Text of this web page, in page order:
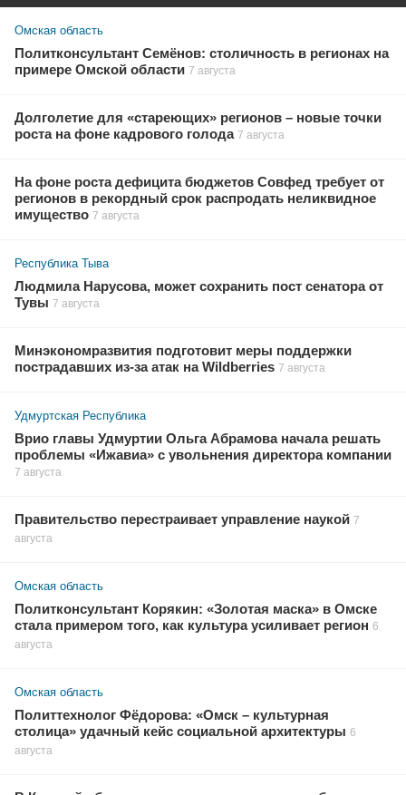
Омская область
Политконсультант Семёнов: столичность в регионах на
примере Омской области 7 августа
Долголетие для «стареющих» регионов – новые точки
роста на фоне кадрового голода 7 августа
На фоне роста дефицита бюджетов Совфед требует от
регионов в рекордный срок распродать неликвидное
имущество 7 августа
Республика Тыва
Людмила Нарусова, может сохранить пост сенатора от
Тувы 7 августа
Минэкономразвития подготовит меры поддержки
пострадавших из-за атак на Wildberries 7 августа
Удмуртская Республика
Врио главы Удмуртии Ольга Абрамова начала решать
проблемы «Ижавиа» с увольнения директора компании
7 августа
Правительство перестраивает управление наукой 7
августа
Омская область
Политконсультант Корякин: «Золотая маска» в Омске
стала примером того, как культура усиливает регион 6
августа
Омская область
Политтехнолог Фёдорова: «Омск – культурная
столица» удачный кейс социальной архитектуры 6
августа